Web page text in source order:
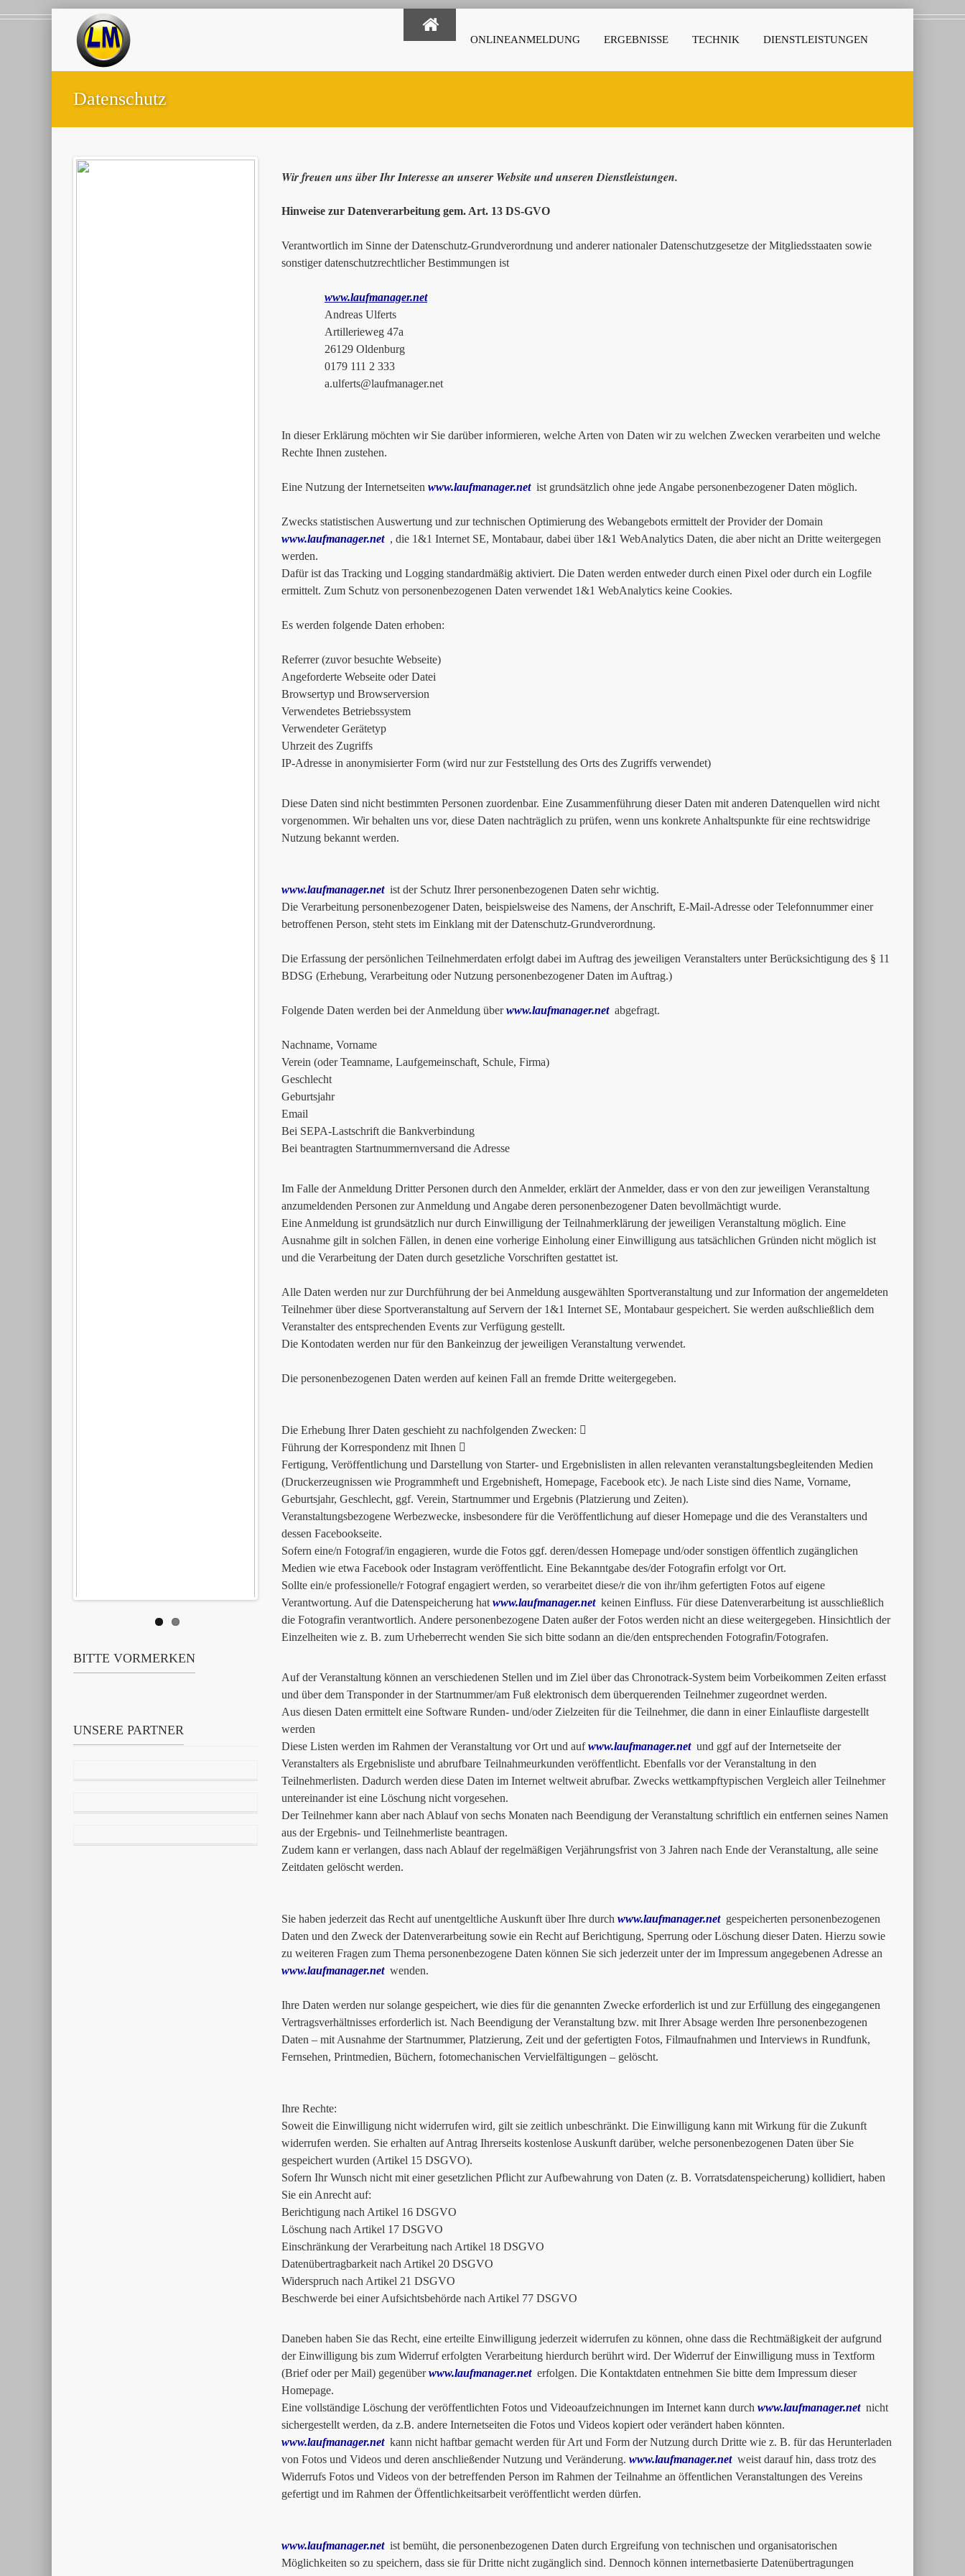
ONLINEANMELDUNG ERGEBNISSE TECHNIK DIENSTLEISTUNGEN
Datenschutz
BITTE VORMERKEN
UNSERE PARTNER
Wir freuen uns über Ihr Interesse an unserer Website und unseren Dienstleistungen.
Hinweise zur Datenverarbeitung gem. Art. 13 DS-GVO
Verantwortlich im Sinne der Datenschutz-Grundverordnung und anderer nationaler Datenschutzgesetze der Mitgliedsstaaten sowie
sonstiger datenschutzrechtlicher Bestimmungen ist
www.laufmanager.net
Andreas Ulferts
Artillerieweg 47a
26129 Oldenburg
0179 111 2 333
a.ulferts@laufmanager.net
In dieser Erklärung möchten wir Sie darüber informieren, welche Arten von Daten wir zu welchen Zwecken verarbeiten und welche
Rechte Ihnen zustehen.
Eine Nutzung der Internetseiten www.laufmanager.netist grundsätzlich ohne jede Angabe personenbezogener Daten möglich.
Zwecks statistischen Auswertung und zur technischen Optimierung des Webangebots ermittelt der Provider der Domain
www.laufmanager.net, die 1&1 Internet SE, Montabaur, dabei über 1&1 WebAnalytics Daten, die aber nicht an Dritte weitergegen
werden.
Dafür ist das Tracking und Logging standardmäßig aktiviert. Die Daten werden entweder durch einen Pixel oder durch ein Logfile
ermittelt. Zum Schutz von personenbezogenen Daten verwendet 1&1 WebAnalytics keine Cookies.
Es werden folgende Daten erhoben:
Referrer (zuvor besuchte Webseite)
Angeforderte Webseite oder Datei
Browsertyp und Browserversion
Verwendetes Betriebssystem
Verwendeter Gerätetyp
Uhrzeit des Zugriffs
IP-Adresse in anonymisierter Form (wird nur zur Feststellung des Orts des Zugriffs verwendet)
Diese Daten sind nicht bestimmten Personen zuordenbar. Eine Zusammenführung dieser Daten mit anderen Datenquellen wird nicht
vorgenommen. Wir behalten uns vor, diese Daten nachträglich zu prüfen, wenn uns konkrete Anhaltspunkte für eine rechtswidrige
Nutzung bekannt werden.
www.laufmanager.netist der Schutz Ihrer personenbezogenen Daten sehr wichtig.
Die Verarbeitung personenbezogener Daten, beispielsweise des Namens, der Anschrift, E-Mail-Adresse oder Telefonnummer einer
betroffenen Person, steht stets im Einklang mit der Datenschutz-Grundverordnung.
Die Erfassung der persönlichen Teilnehmerdaten erfolgt dabei im Auftrag des jeweiligen Veranstalters unter Berücksichtigung des § 11
BDSG (Erhebung, Verarbeitung oder Nutzung personenbezogener Daten im Auftrag.)
Folgende Daten werden bei der Anmeldung überwww.laufmanager.netabgefragt.
Nachname, Vorname
Verein (oder Teamname, Laufgemeinschaft, Schule, Firma)
Geschlecht
Geburtsjahr
Email
Bei SEPA-Lastschrift die Bankverbindung
Bei beantragten Startnummernversand die Adresse
Im Falle der Anmeldung Dritter Personen durch den Anmelder, erklärt der Anmelder, dass er von den zur jeweiligen Veranstaltung
anzumeldenden Personen zur Anmeldung und Angabe deren personenbezogener Daten bevollmächtigt wurde.
Eine Anmeldung ist grundsätzlich nur durch Einwilligung der Teilnahmerklärung der jeweiligen Veranstaltung möglich. Eine
Ausnahme gilt in solchen Fällen, in denen eine vorherige Einholung einer Einwilligung aus tatsächlichen Gründen nicht möglich ist
und die Verarbeitung der Daten durch gesetzliche Vorschriften gestattet ist.
Alle Daten werden nur zur Durchführung der bei Anmeldung ausgewählten Sportveranstaltung und zur Information der angemeldeten
Teilnehmer über diese Sportveranstaltung auf Servern der 1&1 Internet SE, Montabaur gespeichert. Sie werden außschließlich dem
Veranstalter des entsprechenden Events zur Verfügung gestellt.
Die Kontodaten werden nur für den Bankeinzug der jeweiligen Veranstaltung verwendet.
Die personenbezogenen Daten werden auf keinen Fall an fremde Dritte weitergegeben.
Die Erhebung Ihrer Daten geschieht zu nachfolgenden Zwecken: 
Führung der Korrespondenz mit Ihnen 
Fertigung, Veröffentlichung und Darstellung von Starter- und Ergebnislisten in allen relevanten veranstaltungsbegleitenden Medien
(Druckerzeugnissen wie Programmheft und Ergebnisheft, Homepage, Facebook etc). Je nach Liste sind dies Name, Vorname,
Geburtsjahr, Geschlecht, ggf. Verein, Startnummer und Ergebnis (Platzierung und Zeiten).
Veranstaltungsbezogene Werbezwecke, insbesondere für die Veröffentlichung auf dieser Homepage und die des Veranstalters und
dessen Facebookseite.
Sofern eine/n Fotograf/in engagieren, wurde die Fotos ggf. deren/dessen Homepage und/oder sonstigen öffentlich zugänglichen
Medien wie etwa Facebook oder Instagram veröffentlicht. Eine Bekanntgabe des/der Fotografin erfolgt vor Ort.
Sollte ein/e professionelle/r Fotograf engagiert werden, so verarbeitet diese/r die von ihr/ihm gefertigten Fotos auf eigene
Verantwortung. Auf die Datenspeicherung hat www.laufmanager.netkeinen Einfluss. Für diese Datenverarbeitung ist ausschließlich
die Fotografin verantwortlich. Andere personenbezogene Daten außer der Fotos werden nicht an diese weitergegeben. Hinsichtlich der
Einzelheiten wie z. B. zum Urheberrecht wenden Sie sich bitte sodann an die/den entsprechenden Fotografin/Fotografen.
Auf der Veranstaltung können an verschiedenen Stellen und im Ziel über das Chronotrack-System beim Vorbeikommen Zeiten erfasst
und über dem Transponder in der Startnummer/am Fuß elektronisch dem überquerenden Teilnehmer zugeordnet werden.
Aus diesen Daten ermittelt eine Software Runden- und/oder Zielzeiten für die Teilnehmer, die dann in einer Einlaufliste dargestellt
werden
Diese Listen werden im Rahmen der Veranstaltung vor Ort und aufwww.laufmanager.netund ggf auf der Internetseite der
Veranstalters als Ergebnisliste und abrufbare Teilnahmeurkunden veröffentlicht. Ebenfalls vor der Veranstaltung in den
Teilnehmerlisten. Dadurch werden diese Daten im Internet weltweit abrufbar. Zwecks wettkampftypischen Vergleich aller Teilnehmer
untereinander ist eine Löschung nicht vorgesehen.
Der Teilnehmer kann aber nach Ablauf von sechs Monaten nach Beendigung der Veranstaltung schriftlich ein entfernen seines Namen
aus der Ergebnis- und Teilnehmerliste beantragen.
Zudem kann er verlangen, dass nach Ablauf der regelmäßigen Verjährungsfrist von 3 Jahren nach Ende der Veranstaltung, alle seine
Zeitdaten gelöscht werden.
Sie haben jederzeit das Recht auf unentgeltliche Auskunft über Ihre durch www.laufmanager.netgespeicherten personenbezogenen
Daten und den Zweck der Datenverarbeitung sowie ein Recht auf Berichtigung, Sperrung oder Löschung dieser Daten. Hierzu sowie
zu weiteren Fragen zum Thema personenbezogene Daten können Sie sich jederzeit unter der im Impressum angegebenen Adresse an
www.laufmanager.netwenden.
Ihre Daten werden nur solange gespeichert, wie dies für die genannten Zwecke erforderlich ist und zur Erfüllung des eingegangenen
Vertragsverhältnisses erforderlich ist. Nach Beendigung der Veranstaltung bzw. mit Ihrer Absage werden Ihre personenbezogenen
Daten – mit Ausnahme der Startnummer, Platzierung, Zeit und der gefertigten Fotos, Filmaufnahmen und Interviews in Rundfunk,
Fernsehen, Printmedien, Büchern, fotomechanischen Vervielfältigungen – gelöscht.
Ihre Rechte:
Soweit die Einwilligung nicht widerrufen wird, gilt sie zeitlich unbeschränkt. Die Einwilligung kann mit Wirkung für die Zukunft
widerrufen werden. Sie erhalten auf Antrag Ihrerseits kostenlose Auskunft darüber, welche personenbezogenen Daten über Sie
gespeichert wurden (Artikel 15 DSGVO).
Sofern Ihr Wunsch nicht mit einer gesetzlichen Pflicht zur Aufbewahrung von Daten (z. B. Vorratsdatenspeicherung) kollidiert, haben
Sie ein Anrecht auf:
Berichtigung nach Artikel 16 DSGVO
Löschung nach Artikel 17 DSGVO
Einschränkung der Verarbeitung nach Artikel 18 DSGVO
Datenübertragbarkeit nach Artikel 20 DSGVO
Widerspruch nach Artikel 21 DSGVO
Beschwerde bei einer Aufsichtsbehörde nach Artikel 77 DSGVO
Daneben haben Sie das Recht, eine erteilte Einwilligung jederzeit widerrufen zu können, ohne dass die Rechtmäßigkeit der aufgrund
der Einwilligung bis zum Widerruf erfolgten Verarbeitung hierdurch berührt wird. Der Widerruf der Einwilligung muss in Textform
(Brief oder per Mail) gegenüberwww.laufmanager.neterfolgen. Die Kontaktdaten entnehmen Sie bitte dem Impressum dieser
Homepage.
Eine vollständige Löschung der veröffentlichten Fotos und Videoaufzeichnungen im Internet kann durch www.laufmanager.netnicht
sichergestellt werden, da z.B. andere Internetseiten die Fotos und Videos kopiert oder verändert haben könnten.
www.laufmanager.netkann nicht haftbar gemacht werden für Art und Form der Nutzung durch Dritte wie z. B. für das Herunterladen
von Fotos und Videos und deren anschließender Nutzung und Veränderung. www.laufmanager.netweist darauf hin, dass trotz des
Widerrufs Fotos und Videos von der betreffenden Person im Rahmen der Teilnahme an öffentlichen Veranstaltungen des Vereins
gefertigt und im Rahmen der Öffentlichkeitsarbeit veröffentlicht werden dürfen.
www.laufmanager.netist bemüht, die personenbezogenen Daten durch Ergreifung von technischen und organisatorischen
Möglichkeiten so zu speichern, dass sie für Dritte nicht zugänglich sind. Dennoch können internetbasierte Datenübertragungen